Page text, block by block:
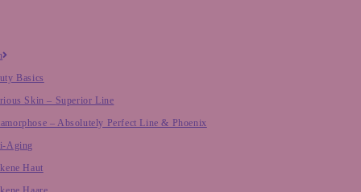
Basics
Skin – Superior Line
– Absolutely Perfect Line & Phoenix
Aging
Haut